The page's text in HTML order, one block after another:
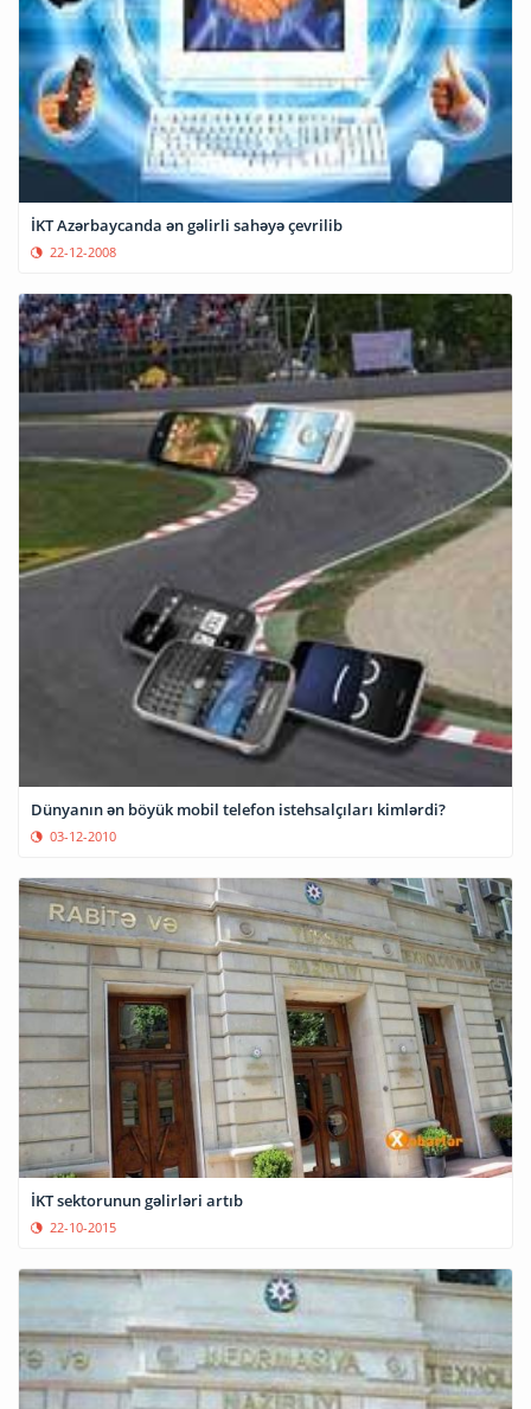
İKT Azərbaycanda ən gəlirli sahəyə çevrilib
22-12-2008
Dünyanın ən böyük mobil telefon istehsalçıları kimlərdi?
03-12-2010
İKT sektorunun gəlirləri artıb
22-10-2015